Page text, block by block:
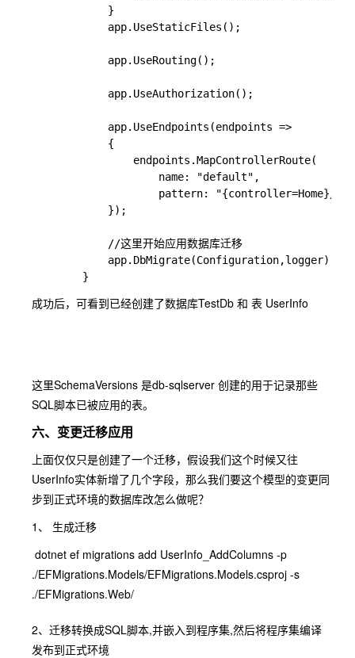
            }
            app.UseStaticFiles();
            app.UseRouting();
            app.UseAuthorization();
            app.UseEndpoints(endpoints =>
            {
                endpoints.MapControllerRoute(
                    name: "default",
pattern: "{controller=Home}/
            });
            //这里开始应用数据库迁移
            app.DbMigrate(Configuration,logger);
        }
成功后，可看到已经创建了数据库TestDb 和 表 UserInfo
这里SchemaVersions 是db-sqlserver 创建的用于记录那些
SQL脚本已被应用的表。
六、变更迁移应用
上面仅仅只是创建了一个迁移，假设我们这个时候又往
UserInfo实体新增了几个字段，那么我们要这个模型的变更同
步到正式环境的数据库改怎么做呢？
1、 生成迁移
dotnet ef migrations add UserInfo_AddColumns -p
./EFMigrations.Models/EFMigrations.Models.csproj -s
./EFMigrations.Web/
2、迁移转换成SQL脚本,并嵌入到程序集,然后将程序集编译
发布到正式环境